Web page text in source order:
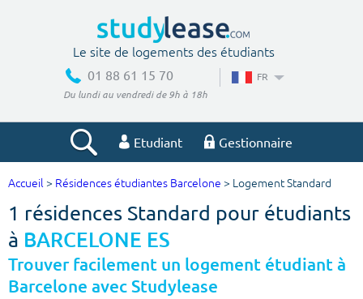
Le site de logements des étudiants
01 88 61 15 70
Du lundi au vendredi de 9h à 18h
FR
Etudiant Gestionnaire
Votre recherche
Ville, école
Accueil > Résidences étudiantes Barcelone > Logement Standard
1 résidences Standard pour étudiants
à BARCELONE ES
Trouver facilement un logement étudiant à
Barcelone avec Studylease